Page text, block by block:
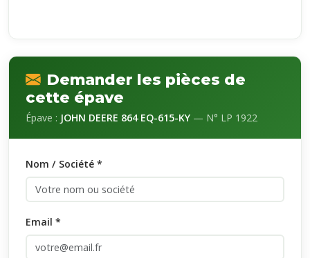
Demander les pièces de
cette épave
Épave : JOHN DEERE 864 EQ-615-KY — N° LP 1922
Nom / Société *
Email *